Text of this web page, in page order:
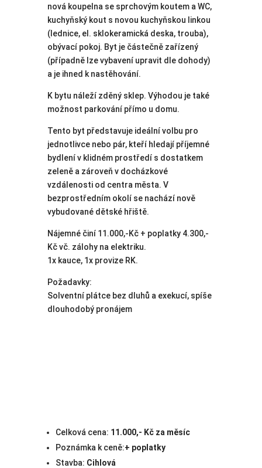
nová koupelna se sprchovým koutem a WC,
kuchyňský kout s novou kuchyňskou linkou
(lednice, el. sklokeramická deska, trouba),
obývací pokoj. Byt je částečně zařízený
(případně lze vybavení upravit dle dohody)
a je ihned k nastěhování.
K bytu náleží zděný sklep. Výhodou je také
možnost parkování přímo u domu.
Tento byt představuje ideální volbu pro
jednotlivce nebo pár, kteří hledají příjemné
bydlení v klidném prostředí s dostatkem
zeleně a zároveň v docházkové
vzdálenosti od centra města. V
bezprostředním okolí se nachází nově
vybudované dětské hřiště.
Nájemné činí 11.000,-Kč + poplatky 4.300,-
Kč vč. zálohy na elektriku.
1x kauce, 1x provize RK.
Požadavky:
Solventní plátce bez dluhů a exekucí, spíše
dlouhodobý pronájem
Celková cena: 11.000,- Kč za měsíc
Poznámka k ceně:+ poplatky
Stavba: Cihlová